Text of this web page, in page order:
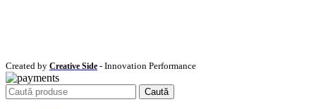
Created by Creative Side - Innovation Performance
Caută